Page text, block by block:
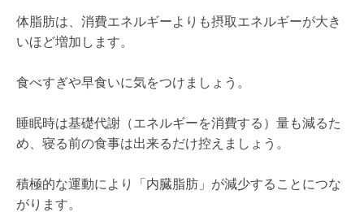
睡眠時は基礎代謝（エネルギーを消費する）量も減るた
め、寝る前の食事は出来るだけ控えましょう。
積極的な運動により「内臓脂肪」が減少することにつな
「皮下脂肪」も運動により減少に向かいますが、歩く機
です。